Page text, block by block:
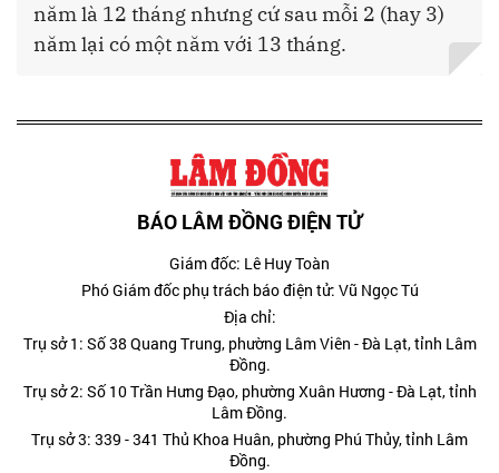
năm là 12 tháng nhưng cứ sau mỗi 2 (hay 3)
năm lại có một năm với 13 tháng.
BÁO LÂM ĐỒNG ĐIỆN TỬ
Giám đốc: Lê Huy Toàn
Phó Giám đốc phụ trách báo điện tử: Vũ Ngọc Tú
Địa chỉ:
Trụ sở 1: Số 38 Quang Trung, phường Lâm Viên - Đà Lạt, tỉnh Lâm
Đồng.
Trụ sở 2: Số 10 Trần Hưng Đạo, phường Xuân Hương - Đà Lạt, tỉnh
Lâm Đồng.
Trụ sở 3: 339 - 341 Thủ Khoa Huân, phường Phú Thủy, tỉnh Lâm
Đồng.